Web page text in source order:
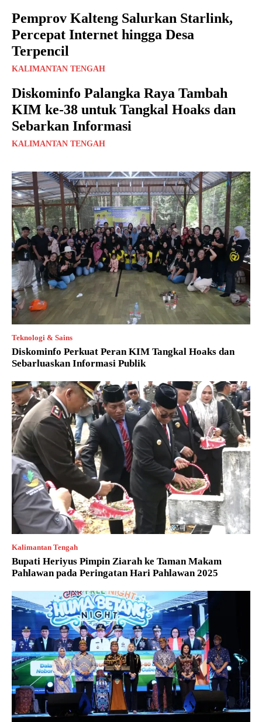
Pemprov Kalteng Salurkan Starlink,
Percepat Internet hingga Desa
Terpencil
KALIMANTAN TENGAH
Diskominfo Palangka Raya Tambah
KIM ke-38 untuk Tangkal Hoaks dan
Sebarkan Informasi
KALIMANTAN TENGAH
Teknologi & Sains
Diskominfo Perkuat Peran KIM Tangkal Hoaks dan
Sebarluaskan Informasi Publik
Kalimantan Tengah
Bupati Heriyus Pimpin Ziarah ke Taman Makam
Pahlawan pada Peringatan Hari Pahlawan 2025